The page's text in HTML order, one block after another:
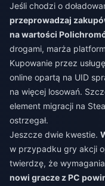
Jeśli chodzi o
przeprowadzaj
na wartości
drogami, marża
Kupowanie przez
online opartą na UID
na więcej losowań.
element migracji na
ostrzegał.
Jeszcze dwie kwestie.
w przypadku gry akcji
twierdzę, że
nowi gracze z PC